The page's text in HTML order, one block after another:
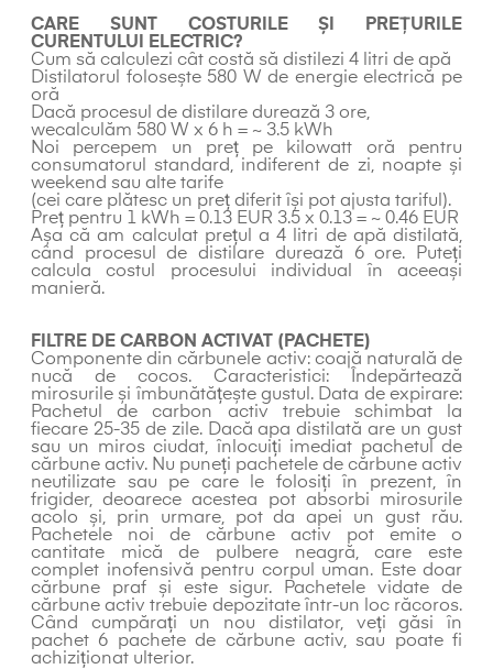
CARE SUNT COSTURILE ȘI PREȚURILE
CURENTULUI ELECTRIC?
Cum să calculezi cât costă să distilezi 4 litri de apă
Distilatorul folosește 580 W de energie electrică pe
oră
Dacă procesul de distilare durează 3 ore,
wecalculăm 580 W x 6 h = ~ 3.5 kWh
Noi percepem un preț pe kilowatt oră pentru
consumatorul standard, indiferent de zi, noapte și
weekend sau alte tarife
(cei care plătesc un preț diferit își pot ajusta tariful).
Preț pentru 1 kWh = 0.13 EUR 3.5 x 0.13 = ~ 0.46 EUR
Așa că am calculat prețul a 4 litri de apă distilată,
când procesul de distilare durează 6 ore. Puteți
calcula costul procesului individual în aceeași
manieră.
FILTRE DE CARBON ACTIVAT (PACHETE)
Componente din cărbunele activ: coajă naturală de
nucă de cocos. Caracteristici: Îndepărtează
mirosurile și îmbunătățește gustul. Data de expirare:
Pachetul de carbon activ trebuie schimbat la
fiecare 25-35 de zile. Dacă apa distilată are un gust
sau un miros ciudat, înlocuiți imediat pachetul de
cărbune activ. Nu puneți pachetele de cărbune activ
neutilizate sau pe care le folosiți în prezent, în
frigider, deoarece acestea pot absorbi mirosurile
acolo și, prin urmare, pot da apei un gust rău.
Pachetele noi de cărbune activ pot emite o
cantitate mică de pulbere neagră, care este
complet inofensivă pentru corpul uman. Este doar
cărbune praf și este sigur. Pachetele vidate de
cărbune activ trebuie depozitate într-un loc răcoros.
Când cumpărați un nou distilator, veți găsi în
pachet 6 pachete de cărbune activ, sau poate fi
achiziționat ulterior.